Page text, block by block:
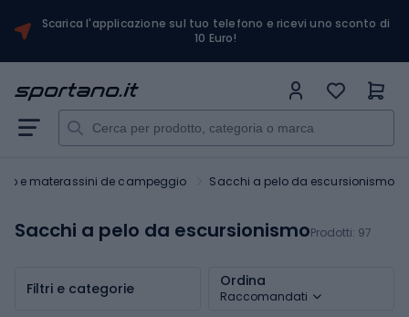
Scarica l'applicazione sul tuo telefono e ricevi uno sconto di
10 Euro!
e materassini de campeggio Sacchi a pelo da escursionismo
Sacchi a pelo da escursionismoProdotti: 97
Filtri e categorie Ordina
Raccomandati